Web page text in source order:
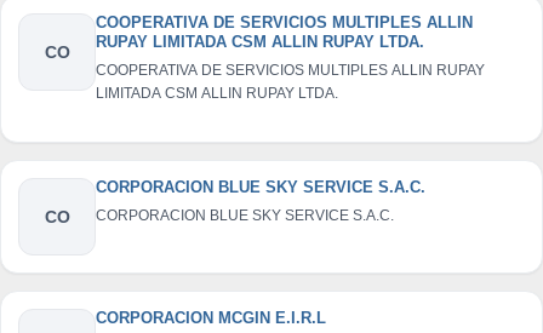
CO
COOPERATIVA DE SERVICIOS MULTIPLES ALLIN
RUPAY LIMITADA CSM ALLIN RUPAY LTDA.
COOPERATIVA DE SERVICIOS MULTIPLES ALLIN RUPAY
LIMITADA CSM ALLIN RUPAY LTDA.
CO
CORPORACION BLUE SKY SERVICE S.A.C.
CORPORACION BLUE SKY SERVICE S.A.C.
CORPORACION MCGIN E.I.R.L